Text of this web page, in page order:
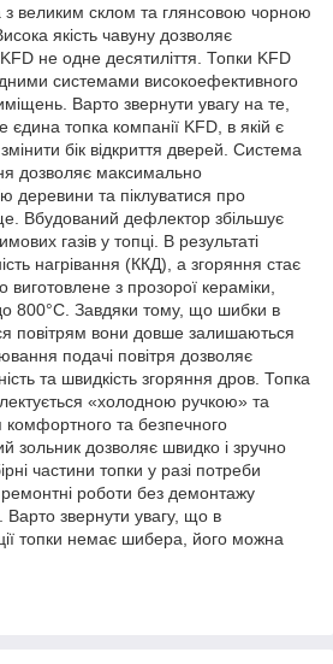
з великим склом та глянсовою чорною
якість чавуну дозволяє
не одне десятиліття. Топки KFD
системами високоефективного
Варто звернути увагу на те,
топка компанії KFD, в якій є
бік відкриття дверей. Система
дозволяє максимально
деревини та піклуватися про
Вбудований дефлектор збільшує
газів у топці. В результаті
нагрівання (ККД), а згоряння стає
виготовлене з прозорої кераміки,
800°C. Завдяки тому, що шибки в
повітрям вони довше залишаються
подачі повітря дозволяє
та швидкість згоряння дров. Топка
«холодною ручкою» та
та безпечного
зольник дозволяє швидко і зручно
частини топки у разі потреби
роботи без демонтажу
Варто звернути увагу, що в
топки немає шибера, його можна